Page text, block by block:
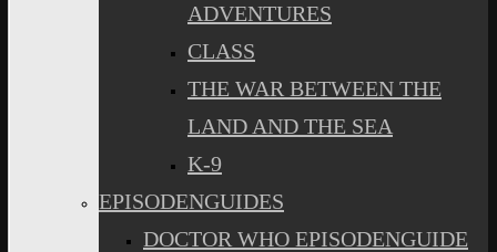
ADVENTURES
CLASS
THE WAR BETWEEN THE
LAND AND THE SEA
K-9
EPISODENGUIDES
DOCTOR WHO EPISODENGUIDE